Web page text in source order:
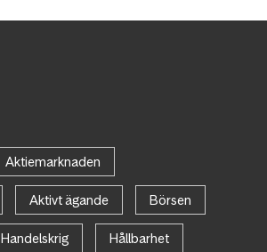
Aktiemarknaden
Aktivt ägande Börsen
Handelskrig Hållbarhet